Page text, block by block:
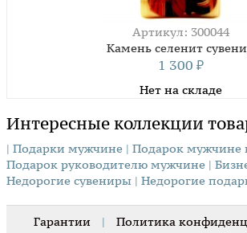
Артикул: 300044
Камень селенит
1 300 ₽
Нет на складе
Интересные коллекции
| Подарки мужчине | Подарок мужчине
Подарок руководителю мужчине |
Недорогие сувениры | Недорогие
Гарантии | Политика